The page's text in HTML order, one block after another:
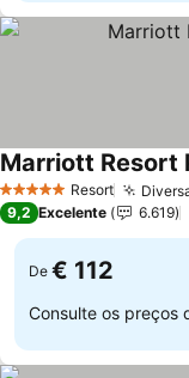
5 Estrelas Resort
Marriott Resort
9,2 Excelente 6.619
De € 112
Consulte os preços